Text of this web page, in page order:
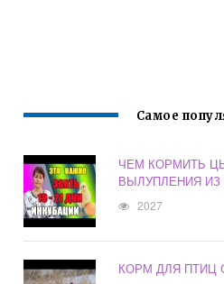
Самое
ЧЕМ КОРМИТЬ
ВЫЛУПЛЕНИЯ ИЗ
2027
КОРМ ДЛЯ ПТИЦ